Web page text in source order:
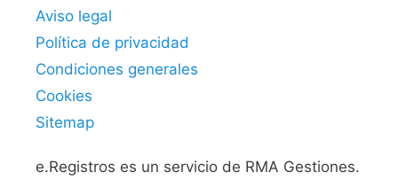
Aviso legal
Política de privacidad
Condiciones generales
Cookies
Sitemap
e.Registros es un servicio de RMA Gestiones.